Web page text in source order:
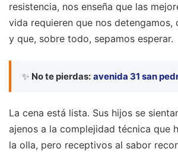
resistencia, nos enseña que las
vida requieren que nos detengamos,
y que, sobre todo, sepamos esperar.
✨ No te pierdas: avenida 31 san
La cena está lista. Sus hijos se
ajenos a la complejidad técnica que
la olla, pero receptivos al sabor